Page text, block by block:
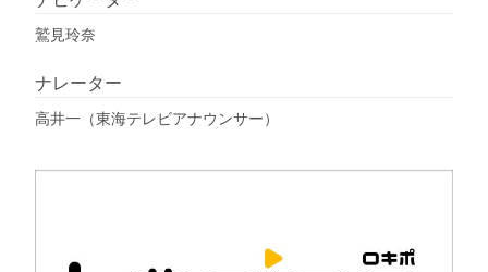
鷲見玲奈
ナレーター
高井一（東海テレビアナウンサー）